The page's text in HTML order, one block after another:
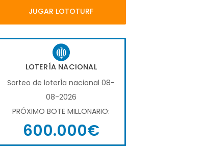
JUGAR LOTOTURF
LOTERÍA NACIONAL
Sorteo de loterÍa nacional 08-
08-2026
PRÓXIMO BOTE MILLONARIO:
600.000€